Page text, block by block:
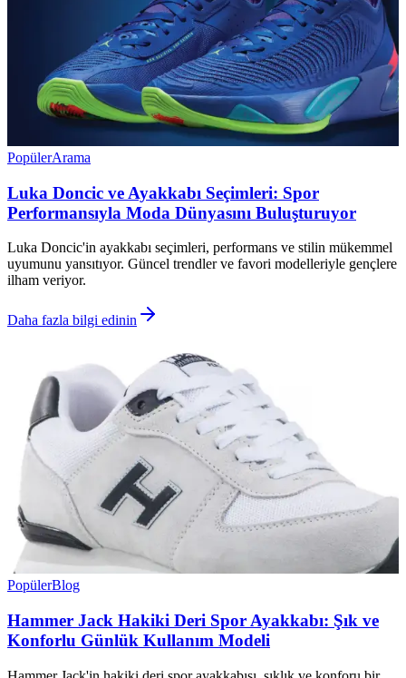
PopülerArama
Luka Doncic ve Ayakkabı Seçimleri: Spor
Performansıyla Moda Dünyasını Buluşturuyor
Luka Doncic'in ayakkabı seçimleri, performans ve stilin mükemmel
uyumunu yansıtıyor. Güncel trendler ve favori modelleriyle gençlere
ilham veriyor.
Daha fazla bilgi edinin
PopülerBlog
Hammer Jack Hakiki Deri Spor Ayakkabı: Şık ve
Konforlu Günlük Kullanım Modeli